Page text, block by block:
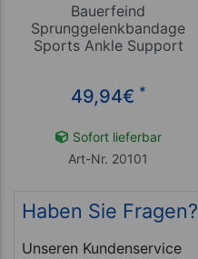
Bauerfeind
Sprunggelenkbandage
Sports Ankle Support
49,94€ *
Sofort lieferbar
Art-Nr. 20101
Haben Sie Fragen?
Unseren Kundenservice